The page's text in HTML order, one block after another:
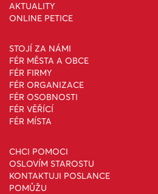
AKTUALITY
ONLINE PETICE
STOJÍ ZA NÁMI
FÉR MĚSTA A OBCE
FÉR FIRMY
FÉR ORGANIZACE
FÉR OSOBNOSTI
FÉR VĚŘÍCÍ
FÉR MÍSTA
CHCI POMOCI
OSLOVÍM STAROSTU
KONTAKTUJI POSLANCE
POMŮŽU